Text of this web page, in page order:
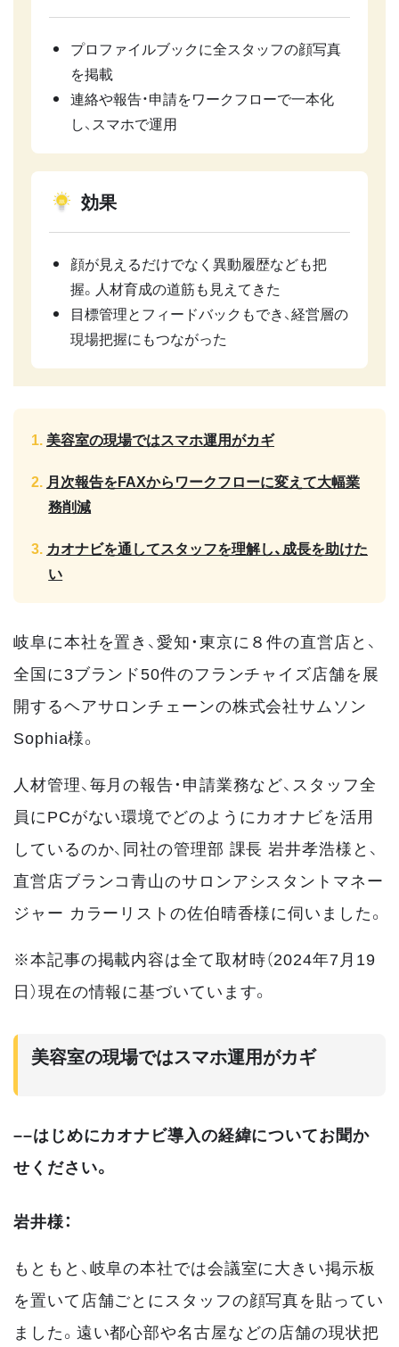
プロファイルブックに全スタッフの顔写真
を掲載
連絡や報告・申請をワークフローで一本化
し、スマホで運用
効果
顔が見えるだけでなく異動履歴なども把
握。人材育成の道筋も見えてきた
目標管理とフィードバックもでき、経営層の
現場把握にもつながった
美容室の現場ではスマホ運用がカギ
月次報告をFAXからワークフローに変えて大幅業
務削減
カオナビを通してスタッフを理解し、成長を助けた
い
岐阜に本社を置き、愛知・東京に８件の直営店と、
全国に3ブランド50件のフランチャイズ店舗を展
開するヘアサロンチェーンの株式会社サムソン
Sophia様。
人材管理、毎月の報告・申請業務など、スタッフ全
員にPCがない環境でどのようにカオナビを活用
しているのか、同社の管理部 課長 岩井孝浩様と、
直営店ブランコ青山のサロンアシスタントマネー
ジャー カラーリストの佐伯晴香様に伺いました。
※本記事の掲載内容は全て取材時（2024年7月19
日）現在の情報に基づいています。
美容室の現場ではスマホ運用がカギ
––はじめにカオナビ導入の経緯についてお聞か
せください。
岩井様：
もともと、岐阜の本社では会議室に大きい掲示板
を置いて店舗ごとにスタッフの顔写真を貼ってい
ました。遠い都心部や名古屋などの店舗の現状把